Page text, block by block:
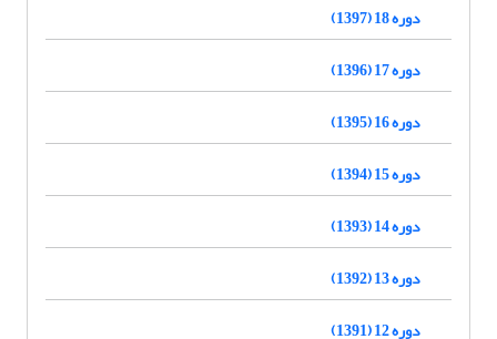
دوره 18 (1397)
دوره 17 (1396)
دوره 16 (1395)
دوره 15 (1394)
دوره 14 (1393)
دوره 13 (1392)
دوره 12 (1391)